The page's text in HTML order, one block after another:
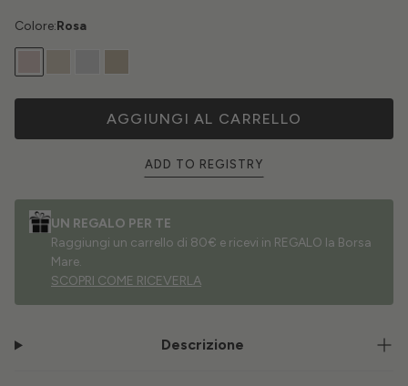
Colore:Rosa
AGGIUNGI AL CARRELLO
ADD TO REGISTRY
UN REGALO PER TE
Raggiungi un carrello di 80€ e ricevi in REGALO la Borsa
Mare.
SCOPRI COME RICEVERLA
Descrizione